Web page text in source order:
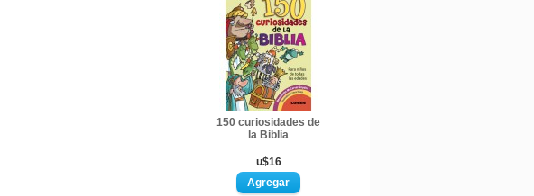
150 curiosidades de
la Biblia
u$16